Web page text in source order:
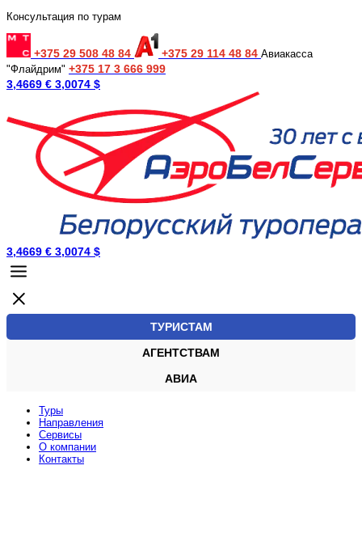
Консультация по турам
+375 29 508 48 84 +375 29 114 48 84 Авиакасса
"Флайдрим" +375 17 3 666 999
3,4669 € 3,0074 $
3,4669 € 3,0074 $
ТУРИСТАМ
АГЕНТСТВАМ
АВИА
Туры
Направления
Сервисы
O компании
Контакты